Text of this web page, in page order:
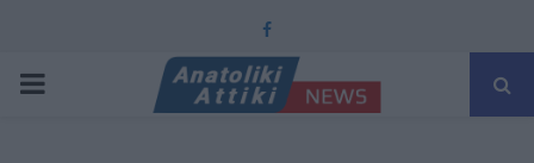
Facebook
PRIMARY